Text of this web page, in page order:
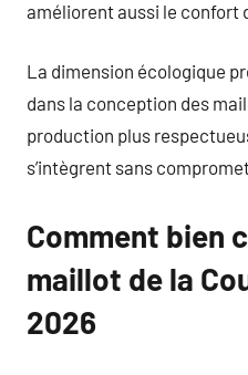
améliorent aussi le confort
La dimension écologique
dans la conception des
production plus
s’intègrent sans
Comment bien
maillot de la
2026